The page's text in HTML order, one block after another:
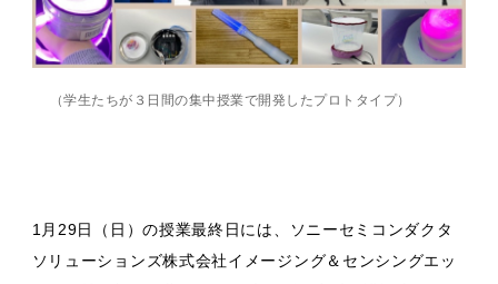
（学生たちが３日間の集中授業で開発したプロトタイプ）
1月29日（日）の授業最終日には、ソニーセミコンダクタ
ソリューションズ株式会社イメージング＆センシングエッ